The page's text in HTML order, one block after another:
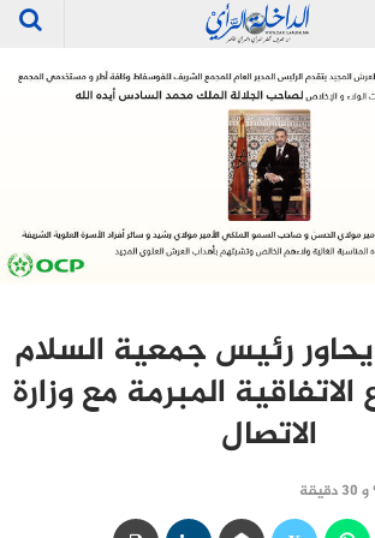
راديو MFM يحاور رئيس جمعية السلام
المبرمة مع وزارة
الاتصال